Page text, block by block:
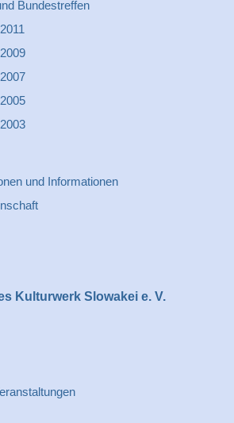
Bundestreffen
und Informationen
Kulturwerk Slowakei e. V.